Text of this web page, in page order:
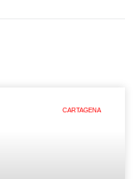
CARTAGENA